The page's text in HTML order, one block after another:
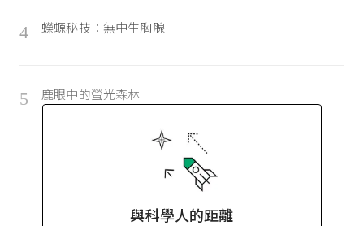
4 蠑螈秘技：無中生胸腺
5 鹿眼中的螢光森林
與科學人的距離